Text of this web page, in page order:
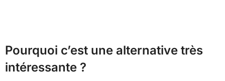
Pourquoi c’est une alternative très
intéressante ?